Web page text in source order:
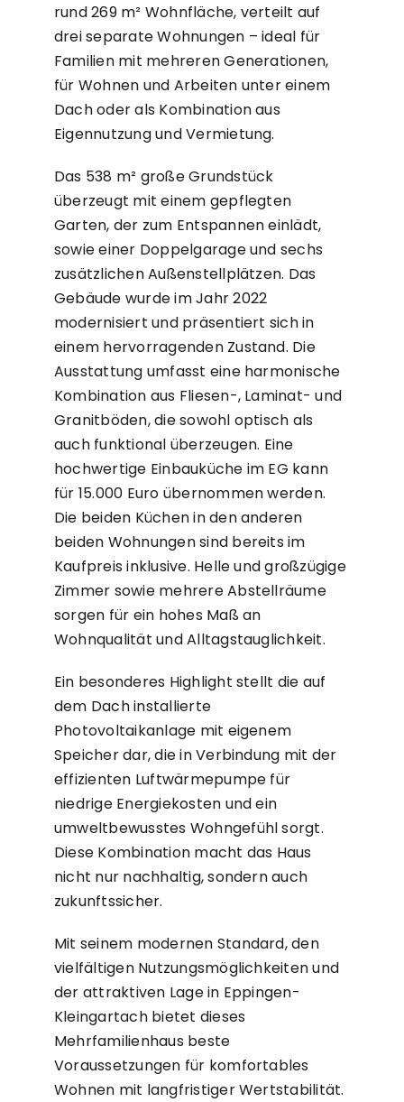
rund 269 m² Wohnfläche, verteilt auf
drei separate Wohnungen – ideal für
Familien mit mehreren Generationen,
für Wohnen und Arbeiten unter einem
Dach oder als Kombination aus
Eigennutzung und Vermietung.
Das 538 m² große Grundstück
überzeugt mit einem gepflegten
Garten, der zum Entspannen einlädt,
sowie einer Doppelgarage und sechs
zusätzlichen Außenstellplätzen. Das
Gebäude wurde im Jahr 2022
modernisiert und präsentiert sich in
einem hervorragenden Zustand. Die
Ausstattung umfasst eine harmonische
Kombination aus Fliesen-, Laminat- und
Granitböden, die sowohl optisch als
auch funktional überzeugen. Eine
hochwertige Einbauküche im EG kann
für 15.000 Euro übernommen werden.
Die beiden Küchen in den anderen
beiden Wohnungen sind bereits im
Kaufpreis inklusive. Helle und großzügige
Zimmer sowie mehrere Abstellräume
sorgen für ein hohes Maß an
Wohnqualität und Alltagstauglichkeit.
Ein besonderes Highlight stellt die auf
dem Dach installierte
Photovoltaikanlage mit eigenem
Speicher dar, die in Verbindung mit der
effizienten Luftwärmepumpe für
niedrige Energiekosten und ein
umweltbewusstes Wohngefühl sorgt.
Diese Kombination macht das Haus
nicht nur nachhaltig, sondern auch
zukunftssicher.
Mit seinem modernen Standard, den
vielfältigen Nutzungsmöglichkeiten und
der attraktiven Lage in Eppingen-
Kleingartach bietet dieses
Mehrfamilienhaus beste
Voraussetzungen für komfortables
Wohnen mit langfristiger Wertstabilität.